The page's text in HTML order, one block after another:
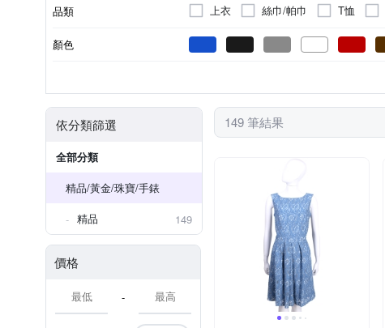
品類 上衣 絲巾/帕巾 T恤
POLO衫
套裝/西裝 皮衣
顏色
依分類篩選
全部分類
精品/黃金/珠寶/手錶
精品
149
價格
-
149 筆結果